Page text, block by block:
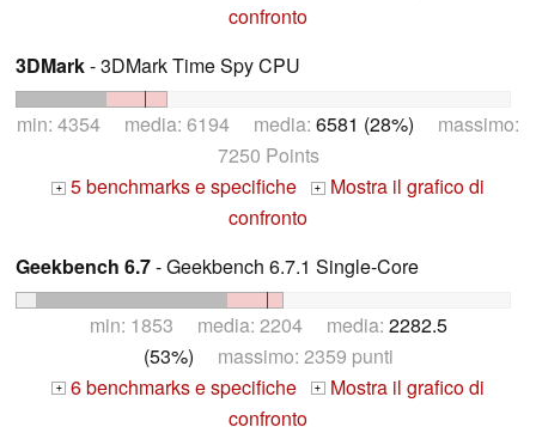
confronto
3DMark- 3DMark Time Spy CPU
min: 4354 media: 6194 media: 6581 (28%) massimo:
7250 Points
+ 5 benchmarks e specifiche + Mostra il grafico di
confronto
Geekbench 6.7- Geekbench 6.7.1 Single-Core
min: 1853 media: 2204 media: 2282.5
(53%) massimo: 2359 punti
+ 6 benchmarks e specifiche + Mostra il grafico di
confronto